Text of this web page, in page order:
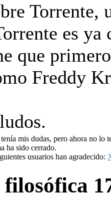
es ya
que
Freddy
mis dudas, pero ahora no lo
ha sido cerrado.
usuarios han agradecido:
filosófica